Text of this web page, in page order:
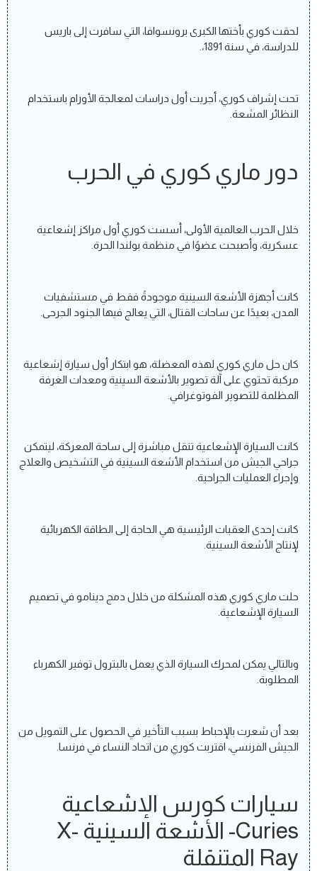
لحقت كوري بأختها الكبرى برونسوافا، التي سافرت إلى باريس
للدراسة، في سنة 1891،.
تحت إشراف كوري، أجريت أول دراسات لمعالجة الأورام باستخدام
النظائر المشعة.
دور ماري كوري في الحرب
خلال الحرب العالمية الأولى، أسست كوري أول مراكز إشعاعية
عسكرية، وأصبحت عضوًا في منظمة بولندا الحرة.
كانت أجهزة الأشعة السينية موجودةً فقط في مستشفيات
المدن، بعيدًا عن ساحات القتال، التي يعالج فيها الجنود الجرحى.
كان حل ماري كوري لهذه المعضلة، هو ابتكار أول سيارة إشعاعية
مركبة تحتوي على آلة تصوير بالأشعة السينية ومعدات الغرفة
المظلمة للتصوير الفوتوغرافي.
كانت السيارة الإشعاعية تنقل مباشرة إلى ساحة المعركة، ليتمكن
جراحي الجيش من استخدام الأشعة السينية في التشخيص والعلاج
وإجراء العمليات الجراحية.
كانت إحدى العقبات الرئيسية هي الحاجة إلى الطاقة الكهربائية
لإنتاج الأشعة السينية.
حلت ماري كوري هذه المشكلة من خلال دمج دينامو في تصميم
السيارة الإشعاعية.
وبالتالي يمكن لمحرك السيارة الذي يعمل بالبترول توفير الكهرباء
المطلوبة.
بعد أن شعرت بالإحباط بسبب التأخير في الحصول على التمويل من
الجيش الفرنسي، اقتربت كوري من اتحاد النساء في فرنسا.
سيارات كورس الإشعاعية
Curies- الأشعة السينية X-
Ray المتنقلة